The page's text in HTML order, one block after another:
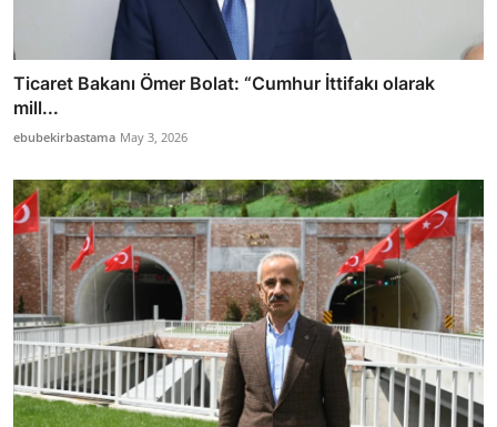
Ticaret Bakanı Ömer Bolat: “Cumhur İttifakı olarak
mill...
ebubekirbastama May 3, 2026